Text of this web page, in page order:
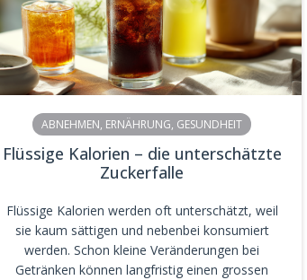
ABNEHMEN, ERNÄHRUNG, GESUNDHEIT
Flüssige Kalorien – die unterschätzte
Zuckerfalle
Flüssige Kalorien werden oft unterschätzt, weil
sie kaum sättigen und nebenbei konsumiert
werden. Schon kleine Veränderungen bei
Getränken können langfristig einen grossen